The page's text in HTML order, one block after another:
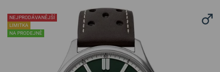
NEJPRODÁVANĚJŠÍ
LIMITKA
NA PRODEJNĚ